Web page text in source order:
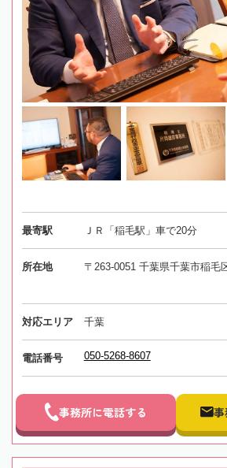
最寄駅 ＪＲ「稲毛駅」車で20分
所在地 〒263-0051 千葉県千葉市稲毛
対応エリア 千葉
電話番号 050-5268-8607
事務所に電話する 事